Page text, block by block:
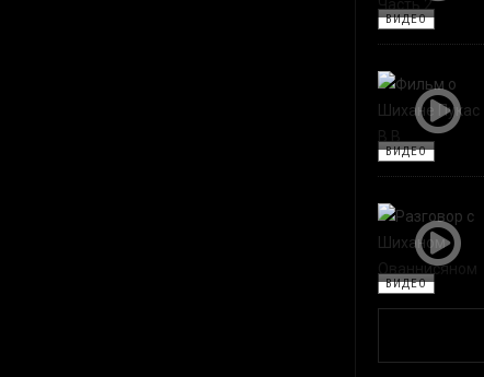
ВИДЕО
ВИДЕО
ВИДЕО